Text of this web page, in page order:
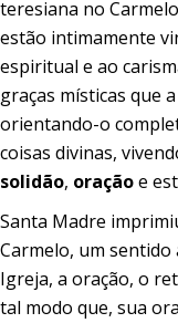
teresiana no
estão intimamente
espiritual e ao
graças místicas que
orientando-o
coisas divinas,
solidão, oraçãoe
Santa Madre
Carmelo, um
Igreja, a oração, o
tal modo que, sua